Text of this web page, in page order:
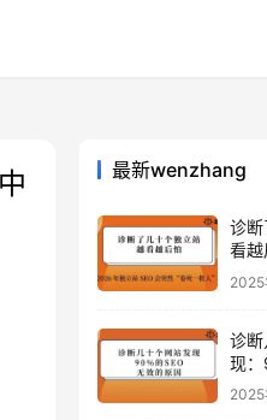
最新wenzhang
诊
看
站
一
2025
诊断
现：
因为
2025